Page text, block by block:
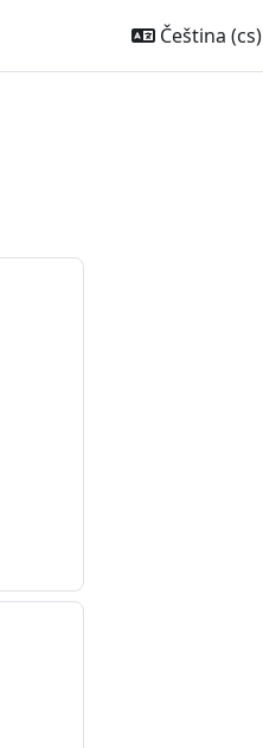
Čeština ‎(cs)‎